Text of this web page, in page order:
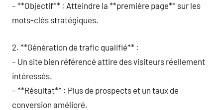
– **Objectif** : Atteindre la **première page** sur les
mots-clés stratégiques.
2. **Génération de trafic qualifié** :
– Un site bien référencé attire des visiteurs réellement
intéressés.
– **Résultat** : Plus de prospects et un taux de
conversion amélioré.